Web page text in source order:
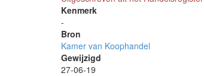
Kenmerk
-
Bron
Kamer van Koophandel
Gewijzigd
27-06-19